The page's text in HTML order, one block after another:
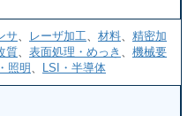
サ、 レーザ加工、 材料、 精密加
質、 表面処理・めっき 、 機械要
照明 、 LSI・半導体